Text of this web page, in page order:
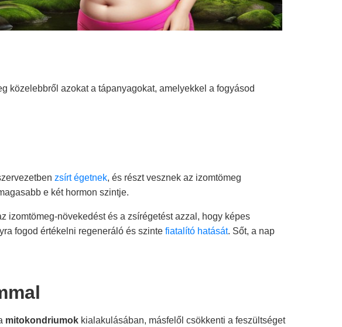
közelebbről azokat a tápanyagokat, amelyekkel a fogyásod
zsírt égetnek, és részt vesznek az izomtömeg
e két hormon szintje.
izomtömeg-növekedést és a zsírégetést azzal, hogy képes
fogod értékelni regeneráló és szinte fiatalító hatását. Sőt, a nap
mitokondriumok kialakulásában, másfelől csökkenti a feszültséget